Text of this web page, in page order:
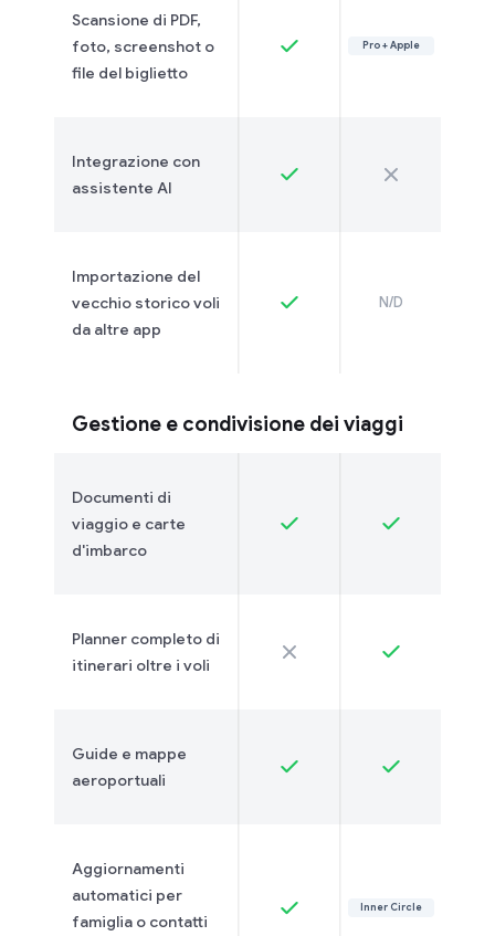
Scansione di PDF,
foto, screenshot o
file del biglietto
Pro + Apple
Integrazione con
assistente AI
Importazione del
vecchio storico voli
da altre app
N/D
Gestione e condivisione dei viaggi
Documenti di
viaggio e carte
d'imbarco
Planner completo di
itinerari oltre i voli
Guide e mappe
aeroportuali
Aggiornamenti
automatici per
famiglia o contatti
Inner Circle